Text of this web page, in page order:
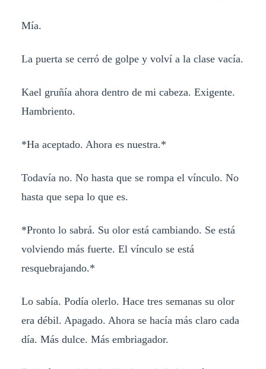
Mía.
La puerta se cerró de golpe y volví a la clase vacía.
Kael gruñía ahora dentro de mi cabeza. Exigente.
Hambriento.
*Ha aceptado. Ahora es nuestra.*
Todavía no. No hasta que se rompa el vínculo. No
hasta que sepa lo que es.
*Pronto lo sabrá. Su olor está cambiando. Se está
volviendo más fuerte. El vínculo se está
resquebrajando.*
Lo sabía. Podía olerlo. Hace tres semanas su olor
era débil. Apagado. Ahora se hacía más claro cada
día. Más dulce. Más embriagador.